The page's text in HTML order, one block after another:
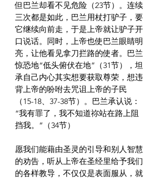
但巴兰却看不见危险（23节）。连续
三次都是如此，巴兰用杖打驴子，要
它继续向前走，于是上帝就让驴子开
口说话。同时，上帝也使巴兰眼睛明
亮，让他看见拿刀拦路的使者。巴兰
惊恐地“低头俯伏在地”（31节），坦
承自己内心其实想要获取尊荣，想违
背上帝的吩咐去咒诅上帝的子民
（15-18、37-38节）。巴兰承认说：
“我有罪了，我不知道祢站在路上阻
挡我。”（34节）
愿我们能藉由圣灵的引导和别人智慧
的劝告，听从上帝在圣经里给予我们
的各样教导，不仅仅是表面服从，就